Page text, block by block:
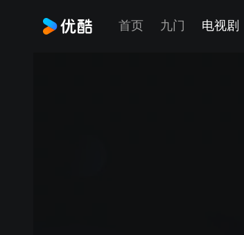
首页 九门 电视剧